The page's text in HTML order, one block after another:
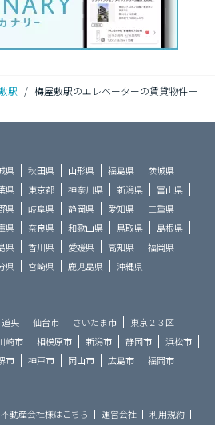
駅 / 梅屋敷駅のエレベーターの賃貸物件一
県 秋田県 山形県 福島県
茨城県
県 東京都 神奈川県 新潟県
富山県
県 岐阜県 静岡県 愛知県
三重県
県 奈良県 和歌山県 鳥取県
島根県
県 香川県 愛媛県 高知県
福岡県
県 宮崎県 鹿児島県 沖縄県
道央 仙台市 さいたま市
東京２３区
崎市 相模原市 新潟市 静岡市
浜松市
市 神戸市 岡山市 広島市
福岡市
動産会社様はこちら 運営会社
利用規約